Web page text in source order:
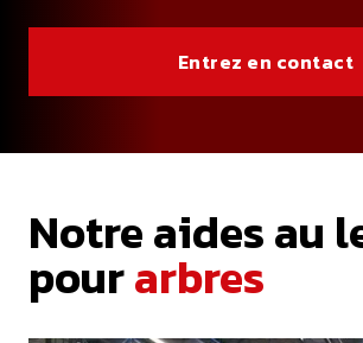
Entrez en contact
Notre aides au
pourarbres